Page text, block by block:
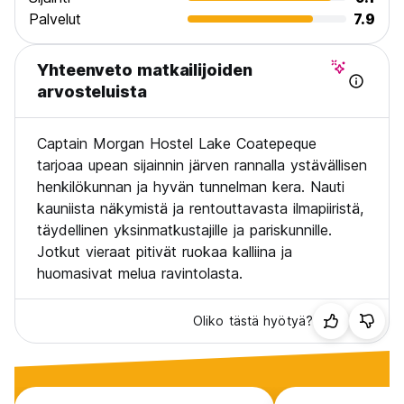
Palvelut
7.9
Yhteenveto matkailijoiden
arvosteluista
Captain Morgan Hostel Lake Coatepeque
tarjoaa upean sijainnin järven rannalla ystävällisen
henkilökunnan ja hyvän tunnelman kera. Nauti
kauniista näkymistä ja rentouttavasta ilmapiiristä,
täydellinen yksinmatkustajille ja pariskunnille.
Jotkut vieraat pitivät ruokaa kalliina ja
huomasivat melua ravintolasta.
Oliko tästä hyötyä?